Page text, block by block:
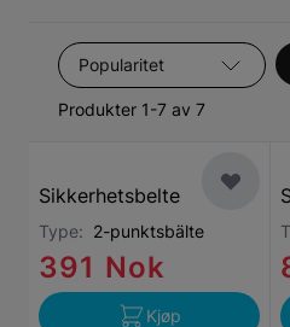
Sorter etter
Produkter 1-7 av 7
Sikkerhetsbelte
Type: 2-punktsbälte
391 Nok
Kjøp